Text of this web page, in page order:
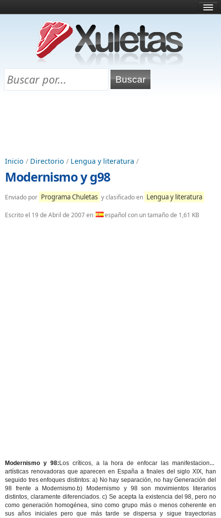
¿Qué es esto?
Directorio
Chuletas para exámenes
Inicio / Directorio / Lengua y literatura /
Modernismo y g98
Enviado por Programa Chuletas y clasificado en Lengua y literatura
Escrito el 19 de Abril de 2007en español con un tamaño de 1,61 KB
Modernismo y 98: Los críticos, a la hora de enfocar las manifestaciones
artísticas renovadoras que aparecen en España a finales del siglo XIX, han
seguido tres enfoques distintos: a) No hay separación, no hay Generación del
98 frente a Modernismo.b) Modernismo y 98 son movimientos literarios
distintos, claramente diferenciados. c) Se acepta la existencia del 98, pero no
como generación homogénea, sino como grupo más o menos coherente en
sus años iniciales pero que más tarde se dispersa y sigue trayectorias